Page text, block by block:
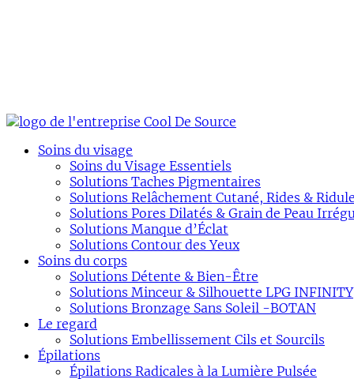
Soins du visage
Soins du Visage Essentiels
Solutions Taches Pigmentaires
Solutions Relâchement Cutané, Rides &
Solutions Pores Dilatés & Grain de Peau
Solutions Manque d’Éclat
Solutions Contour des Yeux
Soins du corps
Solutions Détente & Bien-Être
Solutions Minceur & Silhouette LPG INFINITY
Solutions Bronzage Sans Soleil -BOTAN
Le regard
Solutions Embellissement Cils et Sourcils
Épilations
Épilations Radicales à la Lumière Pulsée